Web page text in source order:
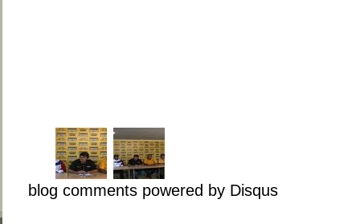
blog comments powered by Disqus